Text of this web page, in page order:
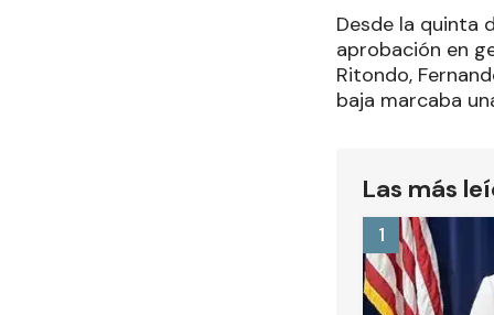
Desde la quinta
aprobación en
Ritondo,
baja marcaba
Las más
1